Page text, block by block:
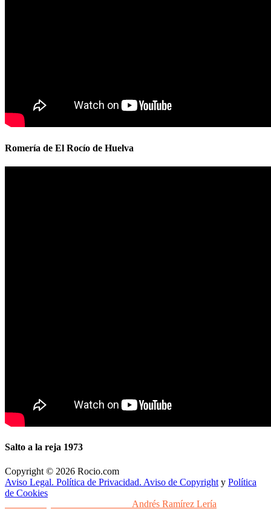
Romería de El Rocío de Huelva
Salto a la reja 1973
Copyright © 2026 Rocio.com
Aviso Legal. Política de Privacidad. Aviso de Copyright y Política
de Cookies
Andrés Ramírez Lería